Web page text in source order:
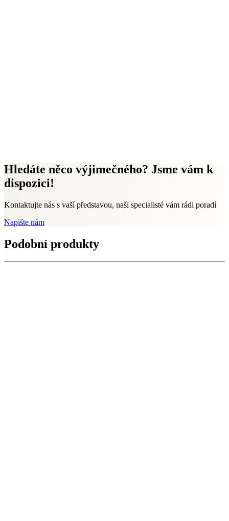
Hledáte něco výjimečného? Jsme vám k
dispozici!
Kontaktujte nás s vaší představou, naši specialisté vám rádi poradí
Napište nám
Podobní produkty